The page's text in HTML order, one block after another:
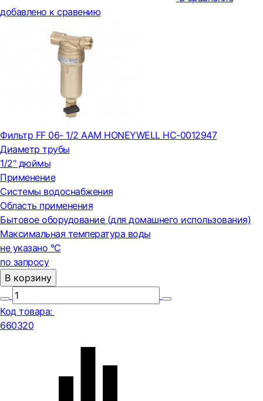
добавлено к сравению
Фильтр FF 06- 1/2 AAM HONEYWELL НС-0012947
Диаметр трубы
1/2" дюймы
Применение
Системы водоснабжения
Область применения
Бытовое оборудование (для домашнего использования)
Максимальная температура воды
не указано °С
по запросу
В корзину
Код товара:
660320